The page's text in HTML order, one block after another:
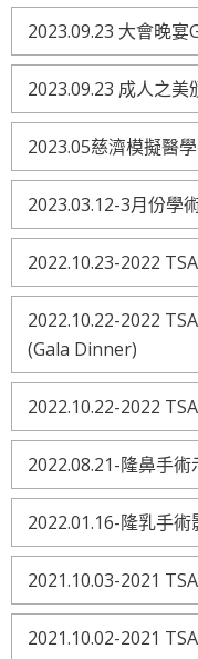
2023.09.23 大會晚
2023.09.23 成人之美
2023.05慈濟模擬醫
2023.03.12-3月份學
2022.10.23-2022
2022.10.22-2022
(Gala Dinner)
2022.10.22-2022
2022.08.21-隆鼻手
2022.01.16-隆乳手
2021.10.03-2021
2021.10.02-2021